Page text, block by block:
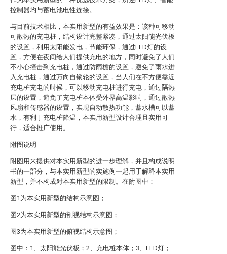
控制器均与蓄电池电性连接。
与目前技术相比，本实用新型的有益效果是：该种可移动
可散热的充电桩，结构设计完整紧凑，通过太阳能光伏板
的设置，利用太阳能发电，节能环保，通过LED灯的设
置，方便在夜间给人们提供充电的地方，同时避免了人们
不小心撞击到充电桩，通过防雨檐的设置，避免了雨水进
入充电桩，通过万向自锁轮的设置，当人们在不方便靠近
充电桩充电的时候，可以移动充电桩进行充电，通过隔热
层的设置，避免了充电桩本体受外界高温影响，通过散热
风扇和传感器的设置，实现自动散热功能，蓄水槽可以蓄
水，有利于充电桩降温，本实用新型设计合理且实用可
行，适合推广使用。
附图说明
附图用来提供对本实用新型的进一步理解，并且构成说明
书的一部分，与本实用新型的实施例一起用于解释本实用
新型，并不构成对本实用新型的限制。在附图中：
图1为本实用新型的结构示意图；
图2为本实用新型的剖视结构示意图；
图3为本实用新型的俯视结构示意图；
图中：1、太阳能光伏板；2、充电桩本体；3、LED灯；